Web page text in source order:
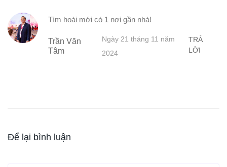
Tìm hoài mới có 1 nơi gần nhà!
Trần Văn
Tâm
Ngày 21 tháng 11 năm
2024
TRẢ
LỜI
Để lại bình luận